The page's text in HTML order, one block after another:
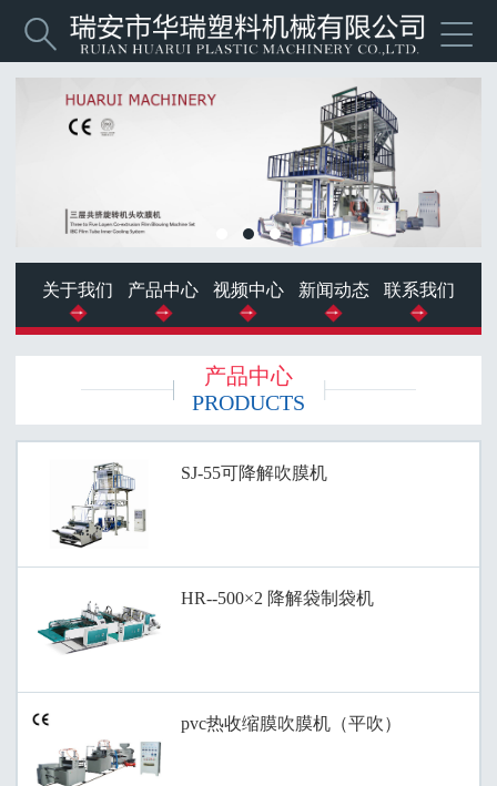


关于我们 产品中心 视频中心 新闻动态 联系我们
产品中心
PRODUCTS
SJ-55可降解吹膜机
HR--500×2 降解袋制袋机
pvc热收缩膜吹膜机（平吹）